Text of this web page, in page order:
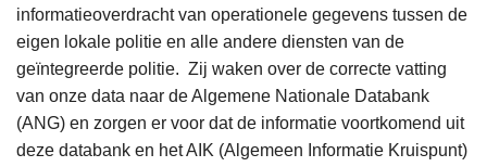
informatieoverdracht van operationele gegevens tussen de
eigen lokale politie en alle andere diensten van de
geïntegreerde politie. Zij waken over de correcte vatting
van onze data naar de Algemene Nationale Databank
(ANG) en zorgen er voor dat de informatie voortkomend uit
deze databank en het AIK (Algemeen Informatie Kruispunt)